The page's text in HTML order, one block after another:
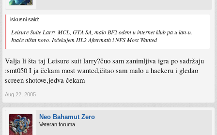
iskusni said:
Leisure Suite Larry MCL, GTA SA, malo BF2 odem u internet klub pa u lan-u.
Inače ništa novo. Isčekujem HL2 Aftermath i NFS Most Wanted
Valja li šta taj Leisure suit larry?čuo sam zanimljiva igra po sadržaju
:smt050 I ja čekam most wanted,čitao sam malo u hackeru i gledao
screen shotove,jedva čekam
Aug 22, 2005
Neo Bahamut Zero
Veteran foruma